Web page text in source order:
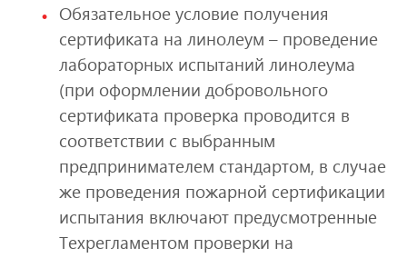
Обязательное условие получения
сертификата на линолеум – проведение
лабораторных испытаний линолеума
(при оформлении добровольного
сертификата проверка проводится в
соответствии с выбранным
предпринимателем стандартом, в случае
же проведения пожарной сертификации
испытания включают предусмотренные
Техрегламентом проверки на